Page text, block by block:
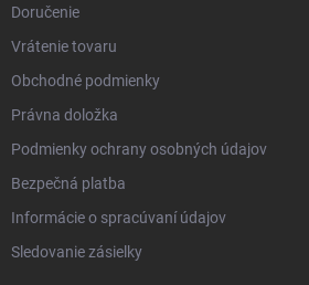
Doručenie
Vrátenie tovaru
Obchodné podmienky
Právna doložka
Podmienky ochrany osobných údajov
Bezpečná platba
Informácie o spracúvaní údajov
Sledovanie zásielky